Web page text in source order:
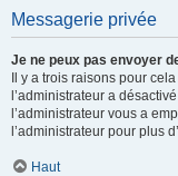
Messagerie privée
Je ne peux pas envoyer
Il y a trois raisons pour
l’administrateur a
l’administrateur vous a
l’administrateur pour plus
Haut